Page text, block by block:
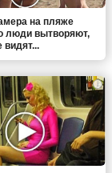
на пляже
люди вытворяют,
видят...
i